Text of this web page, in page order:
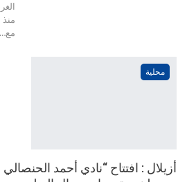
منذ
مع…
محلية
أزيلال : افتتاح “نادي أحمد